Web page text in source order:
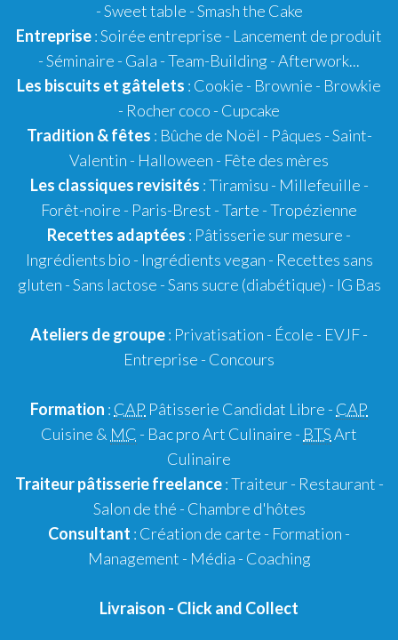
-Sweet table -Smash the Cake
Entreprise: Soirée entreprise - Lancement de produit
- Séminaire - Gala - Team-Building - Afterwork...
Les biscuits et gâtelets : Cookie - Brownie - Browkie
- Rocher coco - Cupcake
Tradition & fêtes : Bûche de Noël - Pâques -Saint-
Valentin - Halloween - Fête des mères
Les classiques revisités :Tiramisu - Millefeuille -
Forêt-noire - Paris-Brest - Tarte -Tropézienne
Recettes adaptées : Pâtisserie sur mesure -
Ingrédients bio - Ingrédients vegan - Recettes sans
gluten - Sans lactose - Sans sucre (diabétique) - IG Bas
Ateliers de groupe: Privatisation - École - EVJF-
Entreprise - Concours
Formation : CAP Pâtisserie Candidat Libre - CAP
Cuisine & MC - Bac pro Art Culinaire - BTSArt
Culinaire
Traiteur pâtisseriefreelance:Traiteur- Restaurant -
Salon de thé - Chambre d'hôtes
Consultant : Création de carte - Formation -
Management - Média - Coaching
Livraison - Click and Collect